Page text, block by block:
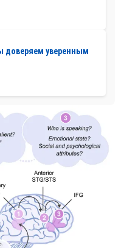
доверяем уверенным